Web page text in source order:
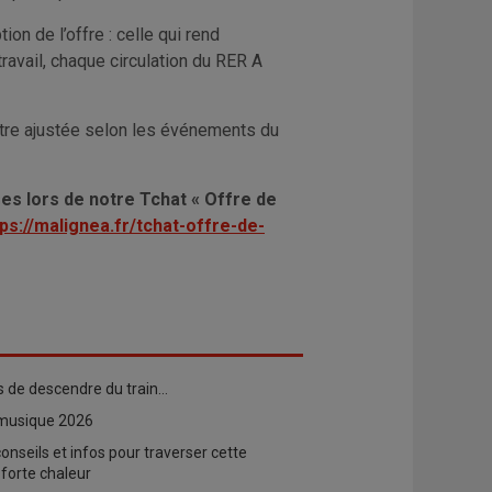
de l’offre : celle qui rend
chaque circulation du RER A
ajustée selon les événements du
lors de notre Tchat « Offre de
malignea.fr/tchat-offre-de-
de descendre du train…
2026
et infos pour traverser cette
chaleur